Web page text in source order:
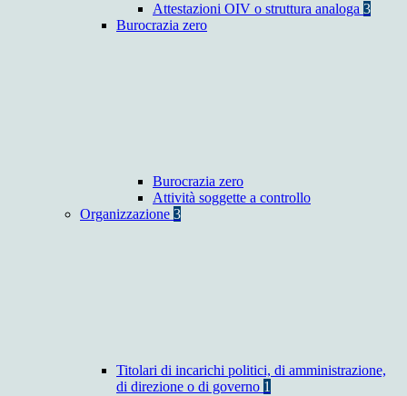
Attestazioni OIV o struttura analoga 3
Burocrazia zero
Burocrazia zero
Attività soggette a controllo
Organizzazione 3
Titolari di incarichi politici, di amministrazione,
di direzione o di governo 1